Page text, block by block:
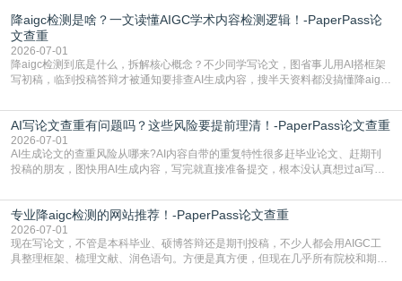
降aigc检测是啥？一文读懂AIGC学术内容检测逻辑！-PaperPass论
文查重
2026-07-01
降aigc检测到底是什么，拆解核心概念？不少同学写论文，图省事儿用AI搭框架
写初稿，临到投稿答辩才被通知要排查AI生成内容，搜半天资料都没搞懂降aigc
怕是已经入行的科研人员，不少人也搞不清降aigc检测是啥，对相关要求摸不
准。其实，降aigc检测是伴随AIGC工具在学术领域普及诞生的新需求，核心是为
了满足现在高校、期刊对AI生
AI写论文查重有问题吗？这些风险要提前理清！-PaperPass论文查重
2026-07-01
AI生成论文的查重风险从哪来?AI内容自带的重复特性很多赶毕业论文、赶期刊
投稿的朋友，图快用AI生成内容，写完就直接准备提交，根本没认真想过ai写论
自带不可忽视的查重风险。AI训练依赖海量公开的文本数据，生成内容本质是基
于训练数据的概率拼接，不是从零开始的原创创作。生成过程中，很容易复用已
有的高频公共表述，甚至直接拼接已经公开
专业降aigc检测的网站推荐！-PaperPass论文查重
2026-07-01
现在写论文，不管是本科毕业、硕博答辩还是期刊投稿，不少人都会用AIGC工
具整理框架、梳理文献、润色语句。方便是真方便，但现在几乎所有院校和期刊